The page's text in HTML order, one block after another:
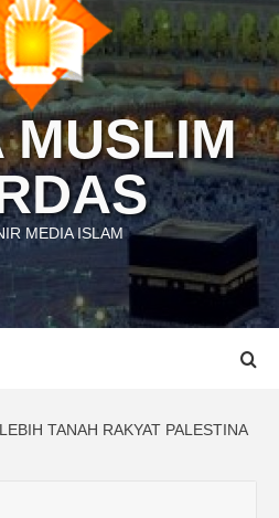
MUSLIM
MEDIA ISLAM
TANAH RAKYAT PALESTINA